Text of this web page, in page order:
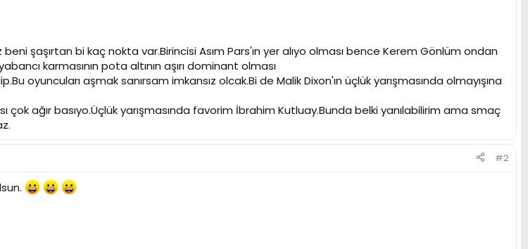
şaşırtan bi kaç nokta var.Birincisi Asım Pars'ın yer alıyo olması bence Kerem Gönlüm ondan
karmasının pota altının aşırı dominant olması
oyuncuları aşmak sanırsam imkansız olcak.Bi de Malik Dixon'ın üçlük yarışmasında olmayışına
ağır basıyo.Üçlük yarışmasında favorim İbrahim Kutluay.Bunda belki yanılabilirim ama smaç
#2